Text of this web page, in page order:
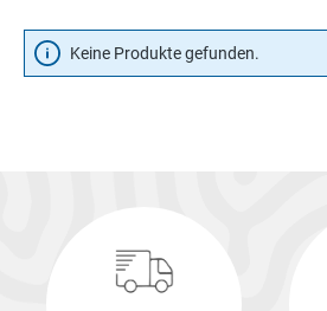
Keine Produkte gefunden.